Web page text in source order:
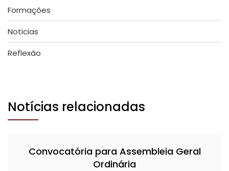
Formações
Noticias
Reflexão
Notícias relacionadas
Convocatória para Assembleia Geral
Ordinária